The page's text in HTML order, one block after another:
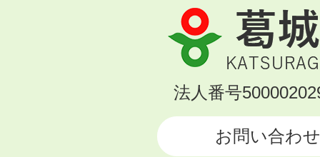
葛
城
市
KATSURAGI
法人番号
お問い合わせ